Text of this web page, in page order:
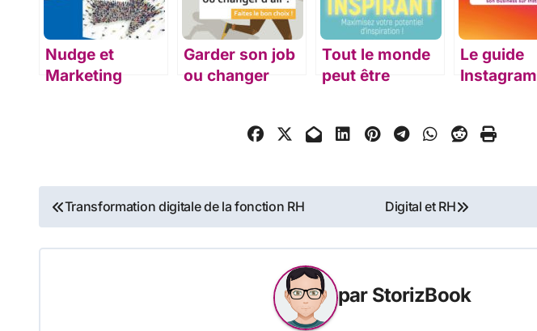
données
Nudge et
Marketing
Garder son job
ou changer
Tout le monde
peut être
Le guide
Instagram
Navigation
de
Transformation digitale de la fonction RH Digital et RH
par StorizBook